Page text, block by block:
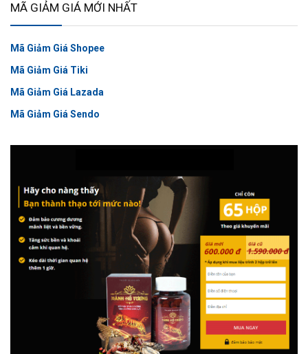
MÃ GIẢM GIÁ MỚI NHẤT
Mã Giảm Giá Shopee
Mã Giảm Giá Tiki
Mã Giảm Giá Lazada
Mã Giảm Giá Sendo